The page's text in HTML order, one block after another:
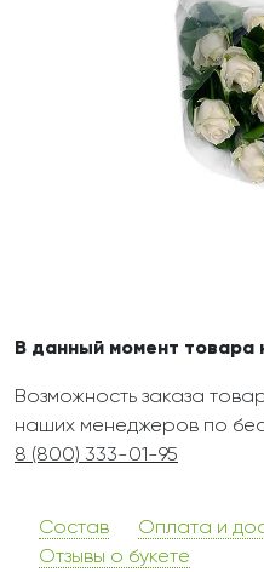
В данный момент товара
Возможность заказа
наших менеджеров по
8 (800) 333-01-95
Состав Оплата и
Отзывы о букете